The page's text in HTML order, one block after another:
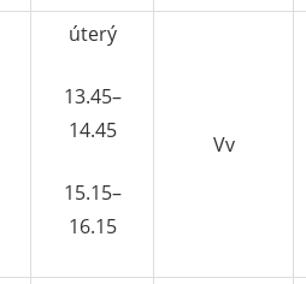
úterý
13.45–
14.45
15.15–
16.15
Vv